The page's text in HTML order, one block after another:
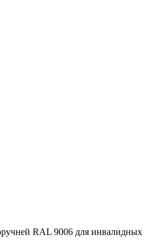
RAL 9006 для инвалидных